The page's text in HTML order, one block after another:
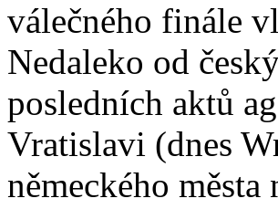
válečného finále
Nedaleko od
posledních aktů
Vratislavi (dnes
německého